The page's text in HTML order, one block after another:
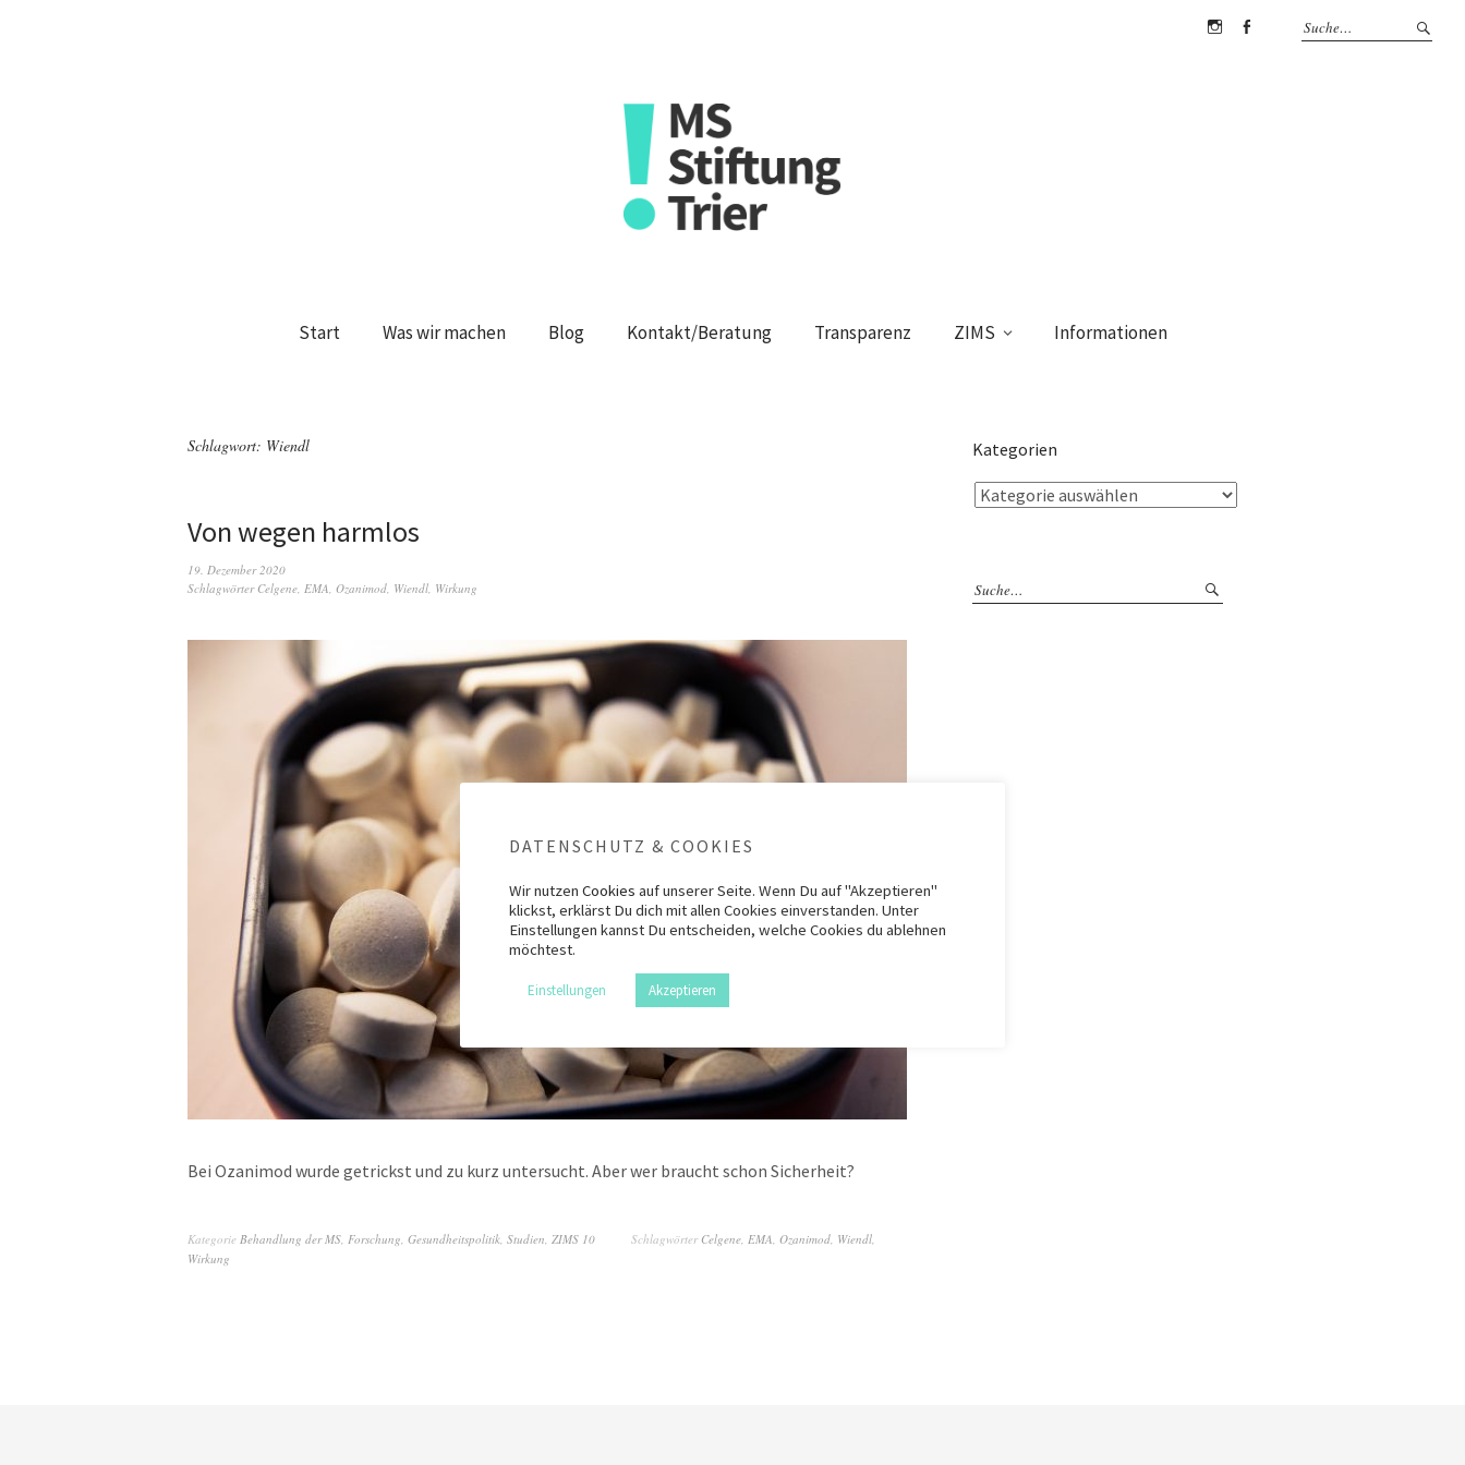
Start Was wir machen Blog Kontakt/Beratung Transparenz ZIMS Informationen
Schlagwort: Wiendl
Von wegen harmlos
19. Dezember 2020
Schlagwörter Celgene, EMA, Ozanimod, Wiendl, Wirkung
Bei Ozanimod wurde getrickst und zu kurz untersucht. Aber wer braucht schon Sicherheit?
Kategorie Behandlung der MS, Forschung, Gesundheitspolitik, Studien, ZIMS 10 Schlagwörter Celgene, EMA, Ozanimod, Wiendl,
Wirkung
Kategorien
DATENSCHUTZ & COOKIES
Wir nutzen Cookies auf unserer Seite. Wenn Du auf "Akzeptieren"
klickst, erklärst Du dich mit allen Cookies einverstanden. Unter
Einstellungen kannst Du entscheiden, welche Cookies du ablehnen
möchtest.
Einstellungen Akzeptieren